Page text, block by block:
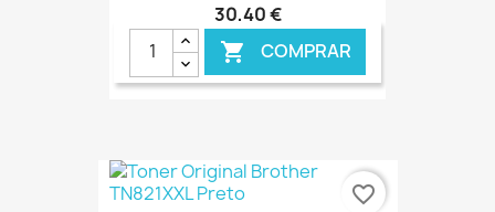
30,40 €
 COMPRAR
€ ONLINE
favorite_border